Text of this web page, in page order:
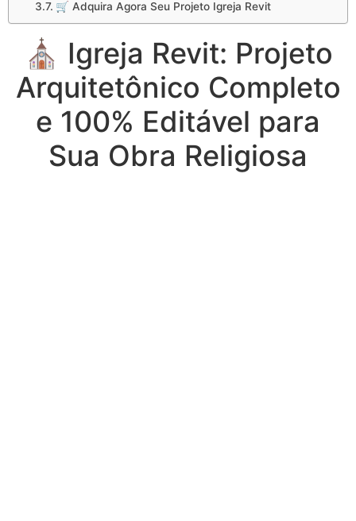
🛒 Adquira Agora Seu Projeto Igreja Revit
⛪ Igreja Revit: Projeto
Arquitetônico Completo
e 100% Editável para
Sua Obra Religiosa